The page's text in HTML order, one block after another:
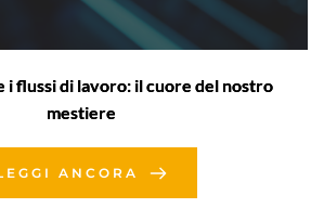
i flussi di lavoro: il cuore del nostro
mestiere
ANCORA